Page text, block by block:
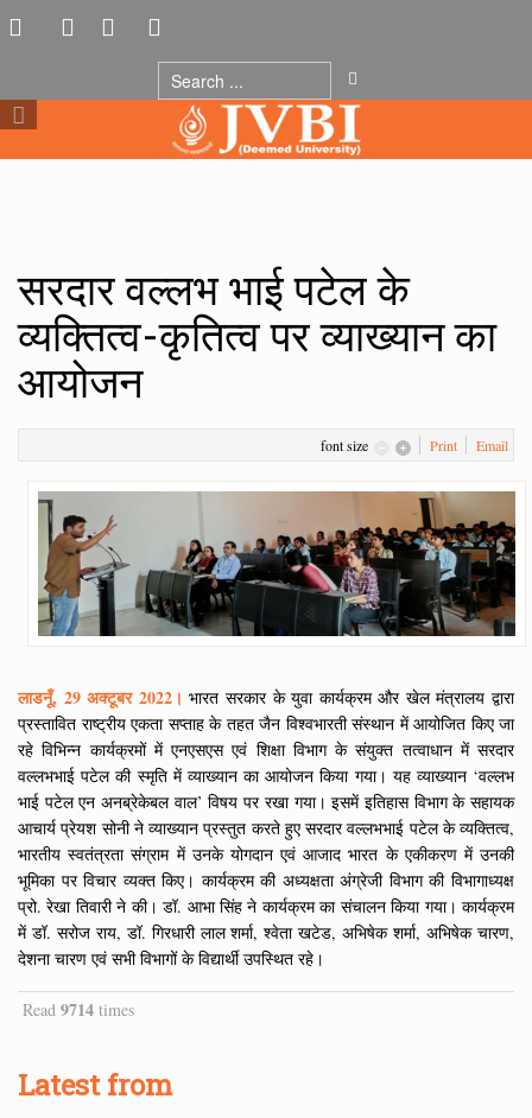
सरदार वल्लभ भाई पटेल के
व्यक्तित्व-कृतित्व पर व्याख्यान का
आयोजन
font size Print Email
लाडनूँ, 29 अक्टूबर 2022। भारत सरकार के युवा कार्यक्रम और खेल मंत्रालय द्वारा
प्रस्तावित राष्ट्रीय एकता सप्ताह के तहत जैन विश्वभारती संस्थान में आयोजित किए जा
रहे विभिन्न कार्यक्रमों में एनएसएस एवं शिक्षा विभाग के संयुक्त तत्वाधान में सरदार
वल्लभभाई पटेल की स्मृति में व्याख्यान का आयोजन किया गया। यह व्याख्यान ‘वल्लभ
भाई पटेल एन अनब्रेकेबल वाल’ विषय पर रखा गया। इसमें इतिहास विभाग के सहायक
आचार्य प्रेयश सोनी ने व्याख्यान प्रस्तुत करते हुए सरदार वल्लभभाई पटेल के व्यक्तित्व,
भारतीय स्वतंत्रता संग्राम में उनके योगदान एवं आजाद भारत के एकीकरण में उनकी
भूमिका पर विचार व्यक्त किए। कार्यक्रम की अध्यक्षता अंग्रेजी विभाग की विभागाध्यक्ष
प्रो. रेखा तिवारी ने की। डॉ. आभा सिंह ने कार्यक्रम का संचालन किया गया। कार्यक्रम
में डॉ. सरोज राय, डॉ. गिरधारी लाल शर्मा, श्वेता खटेड, अभिषेक शर्मा, अभिषेक चारण,
देशना चारण एवं सभी विभागों के विद्यार्थी उपस्थित रहे।
Read 9714 times
Latest from